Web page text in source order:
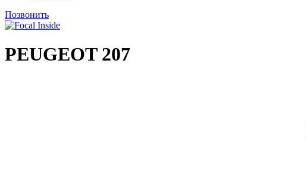
Позвонить
PEUGEOT 207